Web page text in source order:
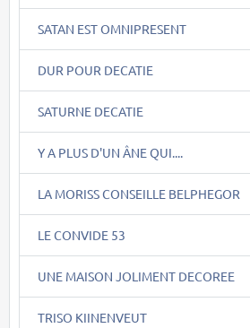
SATAN EST OMNIPRESENT
DUR POUR DECATIE
SATURNE DECATIE
Y A PLUS D'UN ÂNE QUI....
LA MORISS CONSEILLE BELPHEGOR
LE CONVIDE 53
UNE MAISON JOLIMENT DECOREE
TRISO KIINENVEUT